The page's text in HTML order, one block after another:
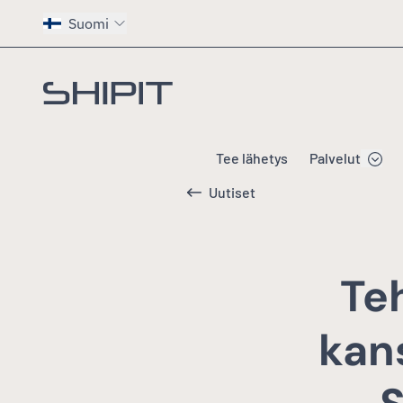
Suomi
Siirry etusivulle
Tee lähetys Palvelut
Uutiset